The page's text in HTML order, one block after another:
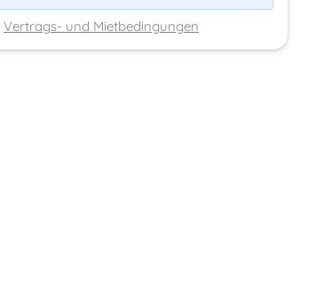
Vertrags- und Mietbedingungen